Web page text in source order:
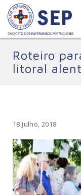
Roteiro
litoral
18 Julho, 2018